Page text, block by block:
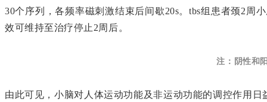
30个序列，各频率磁刺激结束后间歇20s。tbs组患者颈2周
效可维持至治疗停止2周后。
注：阴性和
由此可见，小脑对人体运动功能及非运动功能的调控作用